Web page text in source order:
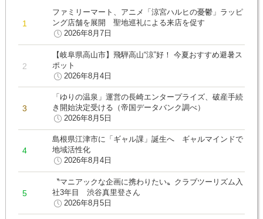
ファミリーマート、アニメ「涼宮ハルヒの憂鬱」ラッピ
ング店舗を展開 聖地巡礼による来店を促す
2026年8月7日
【岐阜県高山市】飛騨高山“涼”好！ 今夏おすすめ避暑ス
ポット
2026年8月4日
「ゆりの温泉」運営の長崎エンタープライズ、破産手続
き開始決定受ける（帝国データバンク調べ）
2026年8月5日
島根県江津市に「ギャル課」誕生へ ギャルマインドで
地域活性化
2026年8月4日
〝マニアックな企画に携わりたい〟クラブツーリズム入
社3年目 渋谷真里登さん
2026年8月5日